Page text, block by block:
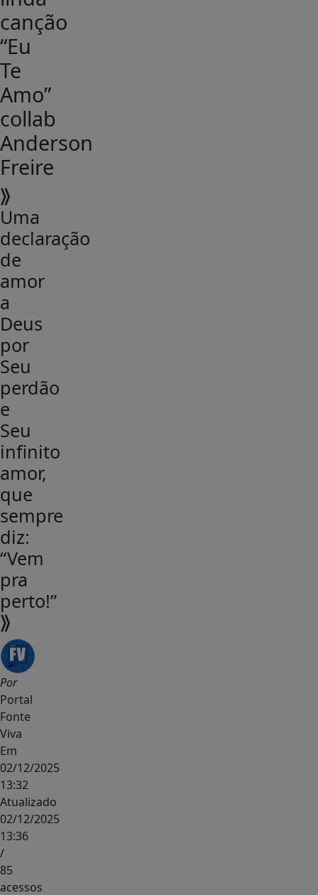
canção
“Eu
Te
Amo”
collab
Anderson
Freire
⟫
Uma
declaração
de
amor
a
Deus
por
Seu
perdão
e
Seu
infinito
amor,
que
sempre
diz:
“Vem
pra
perto!”
⟫
Por
Portal
Fonte
Viva
Em
02/12/2025
13:32
Atualizado
02/12/2025
13:36
/
85
acessos